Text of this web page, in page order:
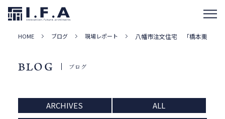
HOME ブログ 現場レポート 八幡市注文住宅 「橋本栗ケ谷
BLOG ブログ
ARCHIVES ALL